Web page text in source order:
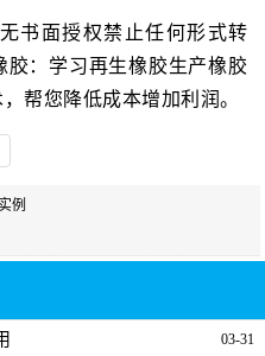
书面授权禁止任何形式转
：学习再生橡胶生产橡胶
帮您降低成本增加利润。
例
03-31